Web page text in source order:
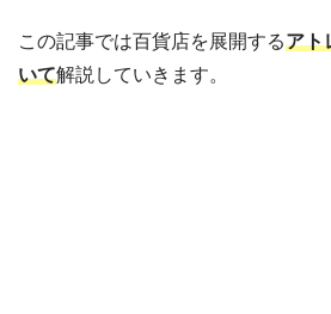
この記事では百貨店を展開するアト
いて解説していきます。